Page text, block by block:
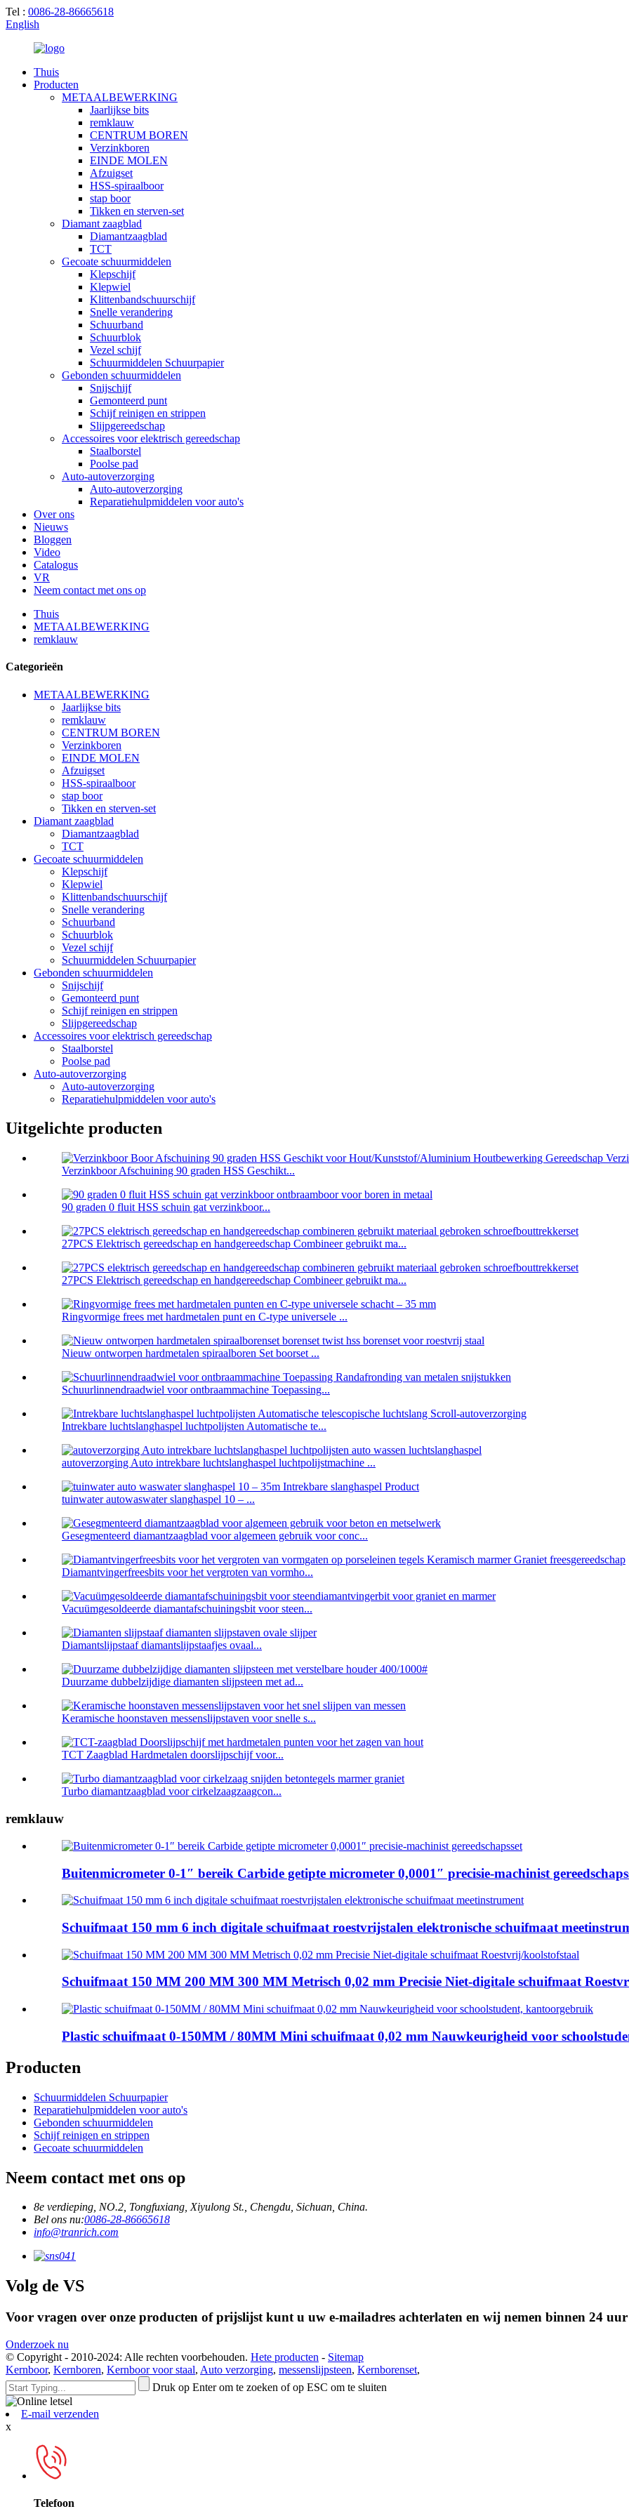
Tel : 0086-28-86665618
English
Thuis
Producten
METAALBEWERKING
Jaarlijkse bits
remklauw
CENTRUM BOREN
Verzinkboren
EINDE MOLEN
Afzuigset
HSS-spiraalboor
stap boor
Tikken en sterven-set
Diamant zaagblad
Diamantzaagblad
TCT
Gecoate schuurmiddelen
Klepschijf
Klepwiel
Klittenbandschuurschijf
Snelle verandering
Schuurband
Schuurblok
Vezel schijf
Schuurmiddelen Schuurpapier
Gebonden schuurmiddelen
Snijschijf
Gemonteerd punt
Schijf reinigen en strippen
Slijpgereedschap
Accessoires voor elektrisch gereedschap
Staalborstel
Poolse pad
Auto-autoverzorging
Auto-autoverzorging
Reparatiehulpmiddelen voor auto's
Over ons
Nieuws
Bloggen
Video
Catalogus
VR
Neem contact met ons op
Thuis
METAALBEWERKING
remklauw
Categorieën
METAALBEWERKING
Jaarlijkse bits
remklauw
CENTRUM BOREN
Verzinkboren
EINDE MOLEN
Afzuigset
HSS-spiraalboor
stap boor
Tikken en sterven-set
Diamant zaagblad
Diamantzaagblad
TCT
Gecoate schuurmiddelen
Klepschijf
Klepwiel
Klittenbandschuurschijf
Snelle verandering
Schuurband
Schuurblok
Vezel schijf
Schuurmiddelen Schuurpapier
Gebonden schuurmiddelen
Snijschijf
Gemonteerd punt
Schijf reinigen en strippen
Slijpgereedschap
Accessoires voor elektrisch gereedschap
Staalborstel
Poolse pad
Auto-autoverzorging
Auto-autoverzorging
Reparatiehulpmiddelen voor auto's
Uitgelichte producten
Verzinkboor Afschuining 90 graden HSS Geschikt...
90 graden 0 fluit HSS schuin gat verzinkboor...
27PCS Elektrisch gereedschap en handgereedschap Combineer gebruikt ma...
27PCS Elektrisch gereedschap en handgereedschap Combineer gebruikt ma...
Ringvormige frees met hardmetalen punt en C-type universele ...
Nieuw ontworpen hardmetalen spiraalboren Set boorset ...
Schuurlinnendraadwiel voor ontbraammachine Toepassing...
Intrekbare luchtslanghaspel luchtpolijsten Automatische te...
autoverzorging Auto intrekbare luchtslanghaspel luchtpolijstmachine ...
tuinwater autowaswater slanghaspel 10 – ...
Gesegmenteerd diamantzaagblad voor algemeen gebruik voor conc...
Diamantvingerfreesbits voor het vergroten van vormho...
Vacuümgesoldeerde diamantafschuiningsbit voor steen...
Diamantslijpstaaf diamantslijpstaafjes ovaal...
Duurzame dubbelzijdige diamanten slijpsteen met ad...
Keramische hoonstaven messenslijpstaven voor snelle s...
TCT Zaagblad Hardmetalen doorslijpschijf voor...
Turbo diamantzaagblad voor cirkelzaagzaagcon...
remklauw
Buitenmicrometer 0-1″ bereik Carbide getipte micrometer 0,0001″ precisie-machinist
Schuifmaat 150 mm 6 inch digitale schuifmaat roestvrijstalen elektronische schuifmaat
Schuifmaat 150 MM 200 MM 300 MM Metrisch 0,02 mm Precisie Niet-digitale schuifmaat
Plastic schuifmaat 0-150MM / 80MM Mini schuifmaat 0,02 mm Nauwkeurigheid voor
Producten
Schuurmiddelen Schuurpapier
Reparatiehulpmiddelen voor auto's
Gebonden schuurmiddelen
Schijf reinigen en strippen
Gecoate schuurmiddelen
Neem contact met ons op
8e verdieping, NO.2, Tongfuxiang, Xiyulong St., Chengdu, Sichuan, China.
Bel ons nu:0086-28-86665618
info@tranrich.com
Volg de VS
Voor vragen over onze producten of prijslijst kunt u uw e-mailadres achterlaten en wij nemen binnen 24
Onderzoek nu
© Copyright - 2010-2024: Alle rechten voorbehouden. Hete producten - Sitemap
Kernboor, Kernboren, Kernboor voor staal, Auto verzorging, messenslijpsteen, Kernborenset,
Druk op Enter om te zoeken of op ESC om te sluiten
E-mail verzenden
x
Telefoon